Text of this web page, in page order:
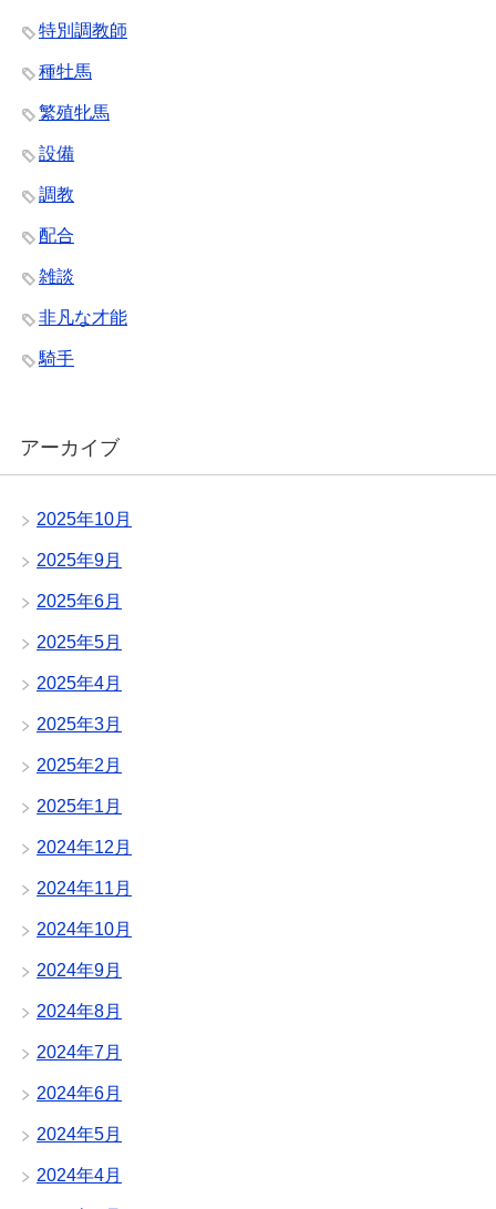
特別調教師
種牡馬
繁殖牝馬
設備
調教
配合
雑談
非凡な才能
騎手
アーカイブ
2025年10月
2025年9月
2025年6月
2025年5月
2025年4月
2025年3月
2025年2月
2025年1月
2024年12月
2024年11月
2024年10月
2024年9月
2024年8月
2024年7月
2024年6月
2024年5月
2024年4月